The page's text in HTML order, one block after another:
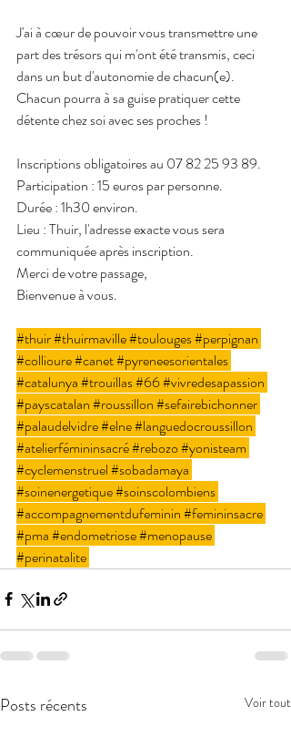
J'ai à cœur de pouvoir vous transmettre une
part des trésors qui m'ont été transmis, ceci
dans un but d'autonomie de chacun(e).
Chacun pourra à sa guise pratiquer cette
détente chez soi avec ses proches !
Inscriptions obligatoires au 07 82 25 93 89.
Participation : 15 euros par personne.
Durée : 1h30 environ.
Lieu : Thuir, l'adresse exacte vous sera
communiquée après inscription.
Merci de votre passage,
Bienvenue à vous.
#thuir#thuirmaville#toulouges#perpignan
#collioure#canet#pyreneesorientales
#catalunya#trouillas#66#vivredesapassion
#payscatalan#roussillon#sefairebichonner
#palaudelvidre#elne#languedocroussillon
#atelierfémininsacré#rebozo#yonisteam
#cyclemenstruel#sobadamaya
#soinenergetique#soinscolombiens
#accompagnementdufeminin#femininsacre
#pma#endometriose#menopause
#perinatalite
Posts récents Voir tout